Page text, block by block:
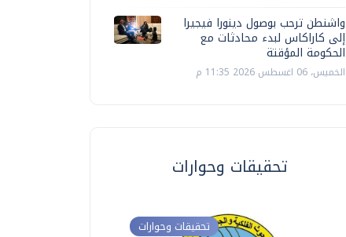
واشنطن ترحب بوصول دينورا فيجيرا
إلى كاراكاس لبدء محادثات مع
الحكومة المؤقتة
الخميس، 06 اغسطس 2026 11:35 م
تحقيقات وحوارات
تحقيقات وحوارات